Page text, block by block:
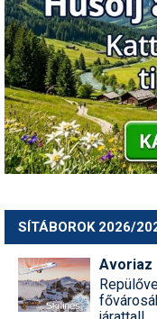
Síugrás
Snowboard
Sportorvos
Szakértők
Szótárak
Telemark
Téli sportok
SÍTÁBOROK 2026/
Avoriaz